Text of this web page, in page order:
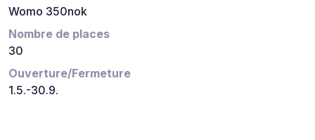
Womo 350nok
Nombre de places
30
Ouverture/Fermeture
1.5.-30.9.